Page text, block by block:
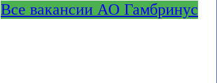
Все вакансии АО Гамбринус